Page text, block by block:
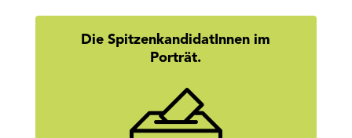
Die SpitzenkandidatInnen im
Porträt.
Wer steckt hinter den Namen? Hier
geht’s zu den Homestories unserer
SpitzenkandidatInnen.